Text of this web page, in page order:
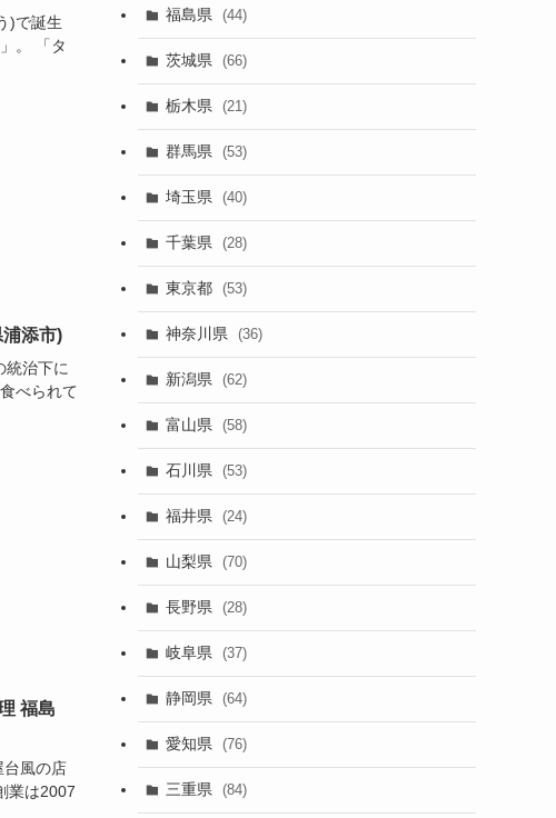
)で誕生
。 「タ
添市)
統治下に
べられて
福島
風の店
業は2007
福島県 (44)
茨城県 (66)
栃木県 (21)
群馬県 (53)
埼玉県 (40)
千葉県 (28)
東京都 (53)
神奈川県 (36)
新潟県 (62)
富山県 (58)
石川県 (53)
福井県 (24)
山梨県 (70)
長野県 (28)
岐阜県 (37)
静岡県 (64)
愛知県 (76)
三重県 (84)